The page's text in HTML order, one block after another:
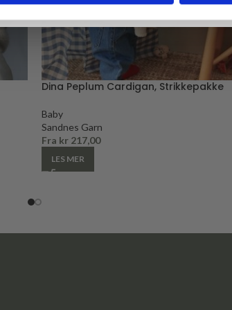
Dina Peplum Cardigan, Strikkepakke
Baby
Sandnes Garn
Fra kr 217,00
LES MER